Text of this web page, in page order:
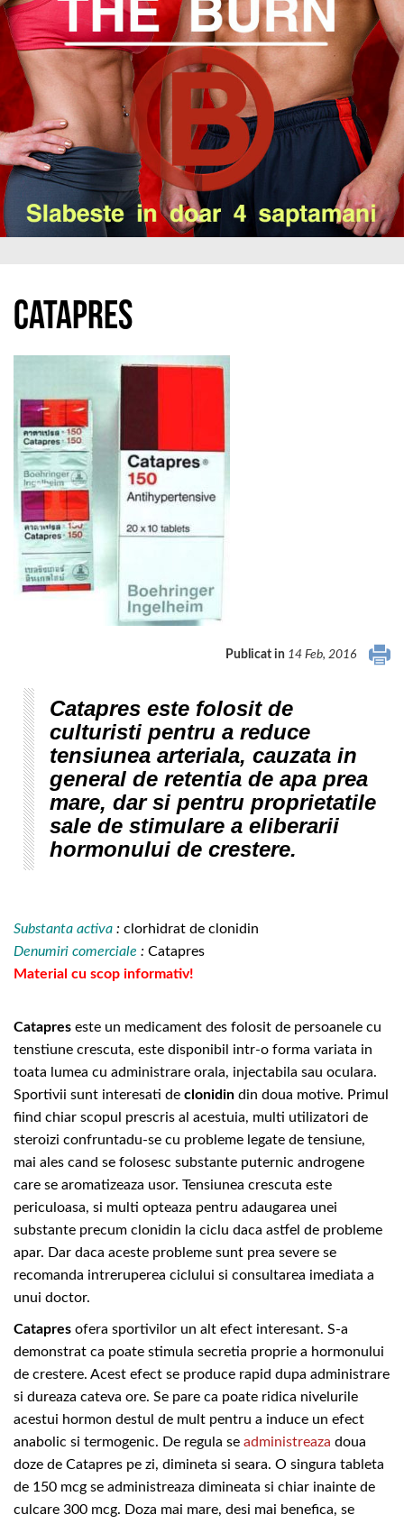
Catapres
Publicat in 14 Feb, 2016
Catapres este folosit de
culturisti pentru a reduce
tensiunea arteriala, cauzata in
general de retentia de apa prea
mare, dar si pentru proprietatile
sale de stimulare a eliberarii
hormonului de crestere.
Substanta activa : clorhidrat de clonidin
Denumiri comerciale : Catapres
Material cu scop informativ!
Catapres este un medicament des folosit de persoanele cu
tenstiune crescuta, este disponibil intr-o forma variata in
toata lumea cu administrare orala, injectabila sau oculara.
Sportivii sunt interesati de clonidin din doua motive. Primul
fiind chiar scopul prescris al acestuia, multi utilizatori de
steroizi confruntadu-se cu probleme legate de tensiune,
mai ales cand se folosesc substante puternic androgene
care se aromatizeaza usor. Tensiunea crescuta este
periculoasa, si multi opteaza pentru adaugarea unei
substante precum clonidin la ciclu daca astfel de probleme
apar. Dar daca aceste probleme sunt prea severe se
recomanda intreruperea ciclului si consultarea imediata a
unui doctor.
Catapres ofera sportivilor un alt efect interesant. S-a
demonstrat ca poate stimula secretia proprie a hormonului
de crestere. Acest efect se produce rapid dupa administrare
si dureaza cateva ore. Se pare ca poate ridica nivelurile
acestui hormon destul de mult pentru a induce un efect
anabolic si termogenic. De regula se administreaza doua
doze de Catapres pe zi, dimineta si seara. O singura tableta
de 150 mcg se administreaza dimineata si chiar inainte de
culcare 300 mcg. Doza mai mare, desi mai benefica, se